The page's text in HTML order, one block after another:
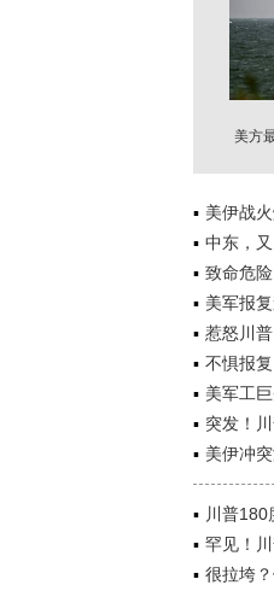
美方
美伊战
中东，又
致命危
美军报
惹怒川
不惧报
美军工
突发！
美伊冲
川普
罕见！
很拉垮